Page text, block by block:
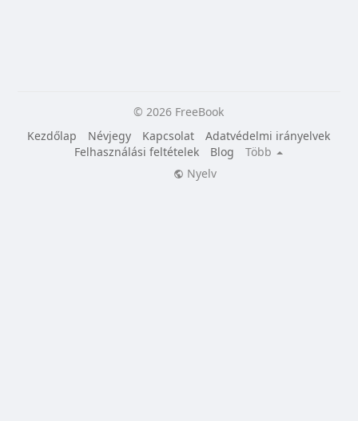
© 2026 FreeBook
Kezdőlap
Névjegy Kapcsolat
Adatvédelmi irányelvek
Felhasználási feltételek
Blog
Több
Nyelv